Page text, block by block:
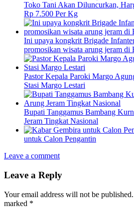
Toko Tani Akan Diluncurkan,
Rp 7.500 Per Kg
Ini upaya kongkrit Brigade
promosikan wisata arung jeram di
Pastor Kepala Paroki Margo
Stasi Margo Lestari
Bupati Tanggamus Bambang
Jeram Tingkat Nasional
untuk Calon Pengantin
Leave a comment
Leave a Reply
Your email address will not be published.
marked *